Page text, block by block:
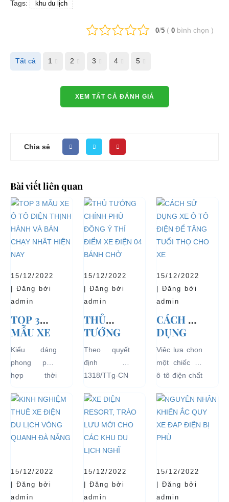
Tags: khu du lịch
0/5 ( 0 bình chọn )
Tất cả 1 2 3 4 5
XEM TẤT CẢ ĐÁNH GIÁ
Chia sẻ
Bài viết liên quan
15/12/2022
| Đăng bởi
admin
TOP 3
MẪU XE
Ô TÔ
ĐIỆN
THỊNH
HÀNH VÀ
BÁN
CHẠY
NHẤT
HIỆN
Kiểu dáng
phong phú,
hợp thời
dàng sử dụng
mà thân thiện
với môi
trường, đặc
những ưu...
15/12/2022
| Đăng bởi
admin
THỦ
TƯỚNG
CHÍNH
PHỦ
ĐỒNG Ý
ĐIỂM XE
ĐIỆN 04
BÁNH
CHỞ
KHÁCH
TẠI CÁC
KHU VỰC
HẠN
Theo quyết
định số
1318/TTg-CN
27/09/2018,
Thủ tướng
Chính phủ đã
đồng ý việc
thí điểm việc
chạy bằng
15/12/2022
| Đăng bởi
admin
CÁCH SỬ
DỤNG
XE Ô TÔ
ĐIỆN ĐỂ
TĂNG
TUỔI
THỌ
CHO XE
Việc lựa chọn
một chiếc xe
ô tô điện chất
ngay từ đầu
sẽ mang lại
hiệu quả sử
dụng lâu dài
15/12/2022
| Đăng bởi
admin
15/12/2022
| Đăng bởi
admin
15/12/2022
| Đăng bởi
admin